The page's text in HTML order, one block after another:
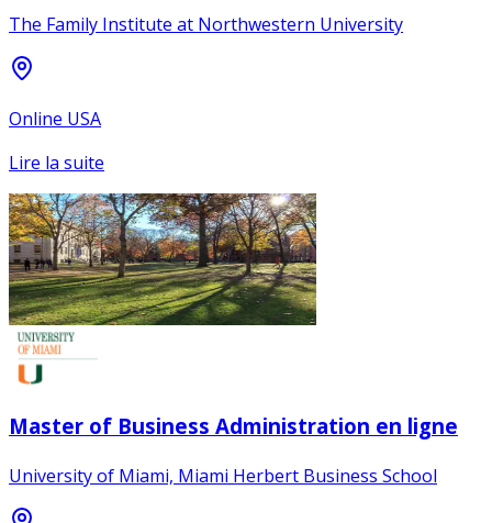
The Family Institute at Northwestern University
Online USA
Lire la suite
Master of Business Administration en ligne
University of Miami, Miami Herbert Business School